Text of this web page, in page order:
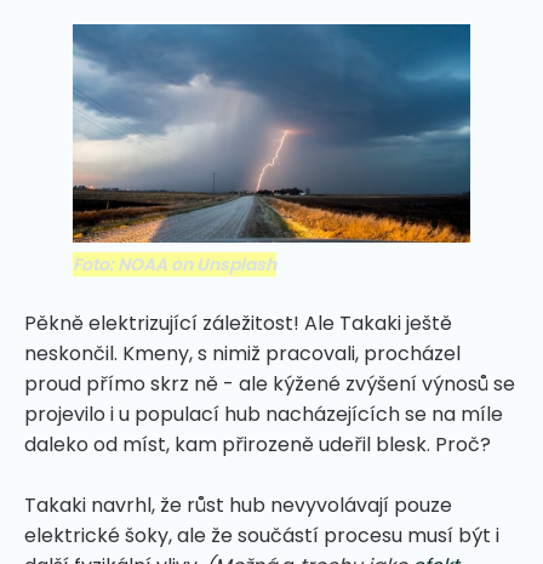
Foto: NOAA on Unsplash
Pěkně elektrizující záležitost! Ale Takaki ještě
neskončil. Kmeny, s nimiž pracovali, procházel
proud přímo skrz ně - ale kýžené zvýšení výnosů se
projevilo i u populací hub nacházejících se na míle
daleko od míst, kam přirozeně udeřil blesk. Proč?
Takaki navrhl, že růst hub nevyvolávají pouze
elektrické šoky, ale že součástí procesu musí být i